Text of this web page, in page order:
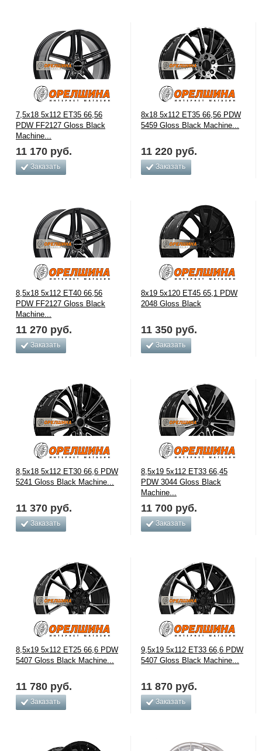
7,5x18 5x112 ET35 66,56
PDW FF2127 Gloss Black
Machine...
11 170 руб.
Заказать
8x18 5x112 ET35 66,56 PDW
5459 Gloss Black Machine...
11 220 руб.
Заказать
8,5x18 5x112 ET40 66,56
PDW FF2127 Gloss Black
Machine...
11 270 руб.
Заказать
8x19 5x120 ET45 65,1 PDW
2048 Gloss Black
11 350 руб.
Заказать
8,5x18 5x112 ET30 66,6 PDW
5241 Gloss Black Machine...
11 370 руб.
Заказать
8,5x19 5x112 ET33 66,45
PDW 3044 Gloss Black
Machine...
11 700 руб.
Заказать
8,5x19 5x112 ET25 66,6 PDW
5407 Gloss Black Machine...
11 780 руб.
Заказать
9,5x19 5x112 ET33 66,6 PDW
5407 Gloss Black Machine...
11 870 руб.
Заказать